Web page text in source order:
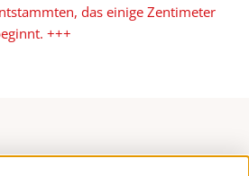
das einige Zentimeter
+++